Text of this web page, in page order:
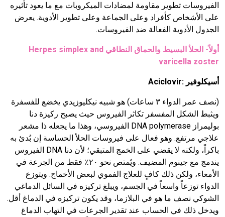
الفيروسات تطوير مقاومة لمضادات الميكروبات مع ما يعود تأثيره
على الأشخاص كأفراد وعلى الجماعة وعلى تطوير الأدوية. يعرض
الجدول الأدوية الفعالة ضد الفيروسات.
أولاً- الحلأ البسيط والحماق النطاقي Herpes simplex and
varicella zoster
أسيكلوفير :Aciclovir
(نصف عمر الدواء ٣ ساعات) هو شبيه نيكليوزيدي يخضع للفسفرة
ويثبط الشكل المفسفر تكاثر الفيروس حيث يصبح ركيزة دنا
بوليمراز DNA polymerase الفيروسي، وهذا ما يجعله ذا مشعر
علاجي مرتفع. وهو فعال على فيروسات الحلأ الحساسة إن بُدئ به
باكراً، ولكنه لا يقضي على الخمج المتبقي؛ لأن دنا DNA الفيروس
يندمج مع جينوم المضيف. ويُمتص نحو ٢٠٪ فقط من الجرعة في
الأمعاء، ولكن ذلك كافٍ للعلاج الفموي لبعض الأخماج. ويتوزع
الدواء توزعاً واسعاً في الجسم، ويبلغ تركيزه في السائل الدماغي
الشوكي نصف ما هو في البلازما، وقد يكون تركيزه في الدماغ أقل.
ويدخل ذلك في الحساب عند تقدير الجرعات في التهاب الدماغ